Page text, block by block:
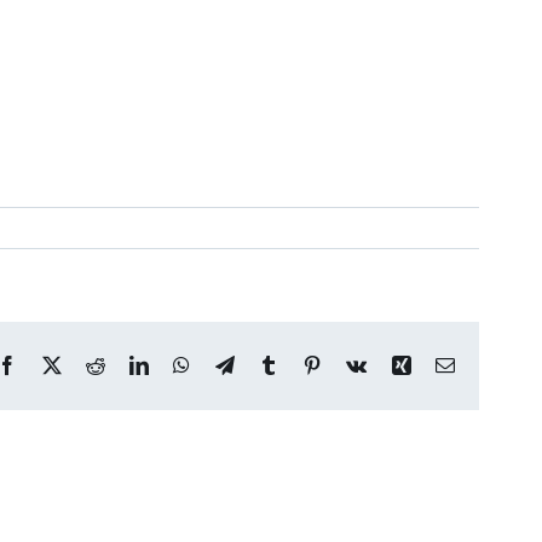
Facebook
X RedditLinkedInWhatsApp
TelegramTumblr Pinterest
Vk Xing Correo